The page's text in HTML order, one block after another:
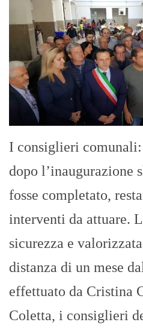
I consiglieri
dopo l’inaugurazione
fosse completato,
interventi da attuare.
sicurezza e
distanza di un mese
effettuato da Cristina
Coletta, i consiglieri